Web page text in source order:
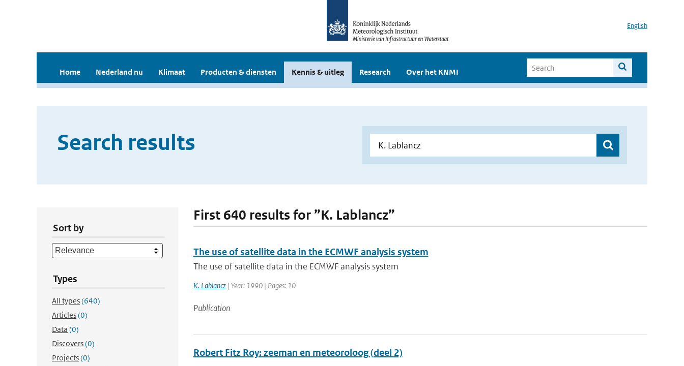
English
Home Nederland nu Klimaat Producten & diensten Kennis & uitleg Research Over het KNMI
Search results
Sort by
Types
All types(640)
Articles(0)
Data (0)
Discovers(0)
Projects(0)
First 640 results for ”K. Lablancz”
The use of satellite data in the ECMWF analysis system
The use of satellite data in the ECMWF analysis system
K. Lablancz| Year: 1990 | Pages: 10
Publication
Robert Fitz Roy: zeeman en meteoroloog (deel 2)